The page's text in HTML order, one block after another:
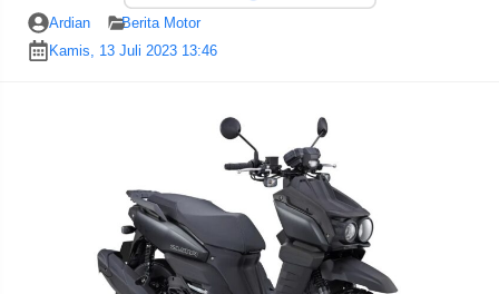
Ardian
Berita Motor
Kamis, 13 Juli 2023 13:46